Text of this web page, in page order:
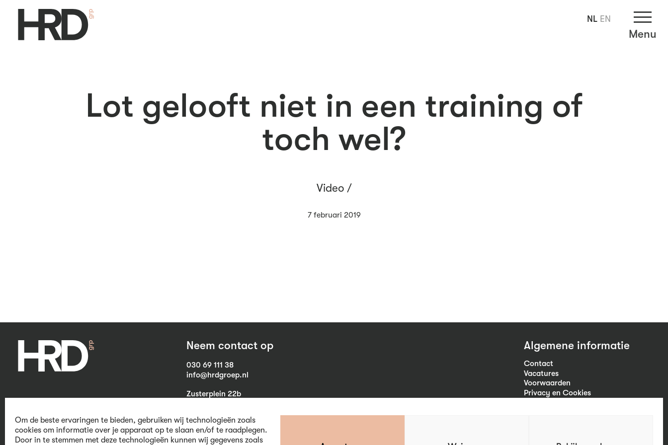
Om de beste ervaringen te bieden, gebruiken wij technologieën zoals
cookies om informatie over je apparaat op te slaan en/of te raadplegen.
Door in te stemmen met deze technologieën kunnen wij gegevens zoals
Menu
Lot gelooft niet in een training of
toch wel?
Video /
7 februari 2019
Neem contact op
030 69 111 38
info@hrdgroep.nl
Zusterplein 22b
Algemene informatie
Contact
Vacatures
Voorwaarden
Privacy en Cookies
Volg ons
NL EN